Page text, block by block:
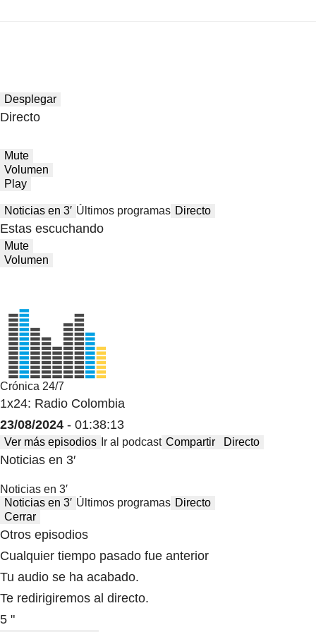
Desplegar
Directo
Mute
Volumen
Play
Noticias en 3′ Últimos programas Directo
Estas escuchando
Mute
Volumen
Crónica 24/7
1x24: Radio Colombia
23/08/2024 - 01:38:13
Ver más episodios Ir al podcast Compartir Directo
Noticias en 3′
Noticias en 3′
Noticias en 3′ Últimos programas Directo
Cerrar
Otros episodios
Cualquier tiempo pasado fue anterior
Tu audio se ha acabado.
Te redirigiremos al directo.
5 "